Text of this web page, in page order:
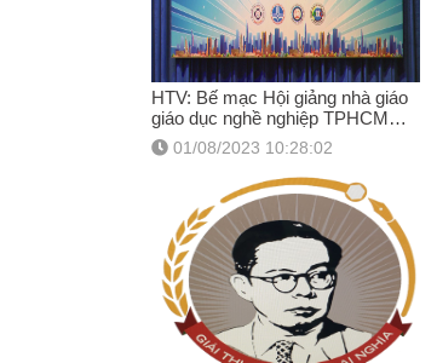
HTV: Bế mạc Hội giảng nhà giáo
giáo dục nghề nghiệp TPHCM
năm 2023
01/08/2023 10:28:02